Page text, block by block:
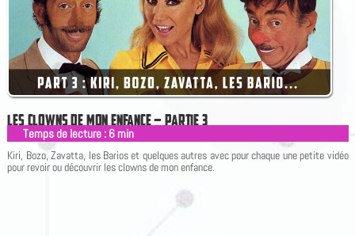
LESCLOWNSDEMONENFANCE–PARTIE3
Temps de lecture : 6 min
Kiri, Bozo, Zavatta, les Barios et quelques autres avec pour chaque une petite vidéo
pour revoir ou découvrir les clowns de mon enfance.